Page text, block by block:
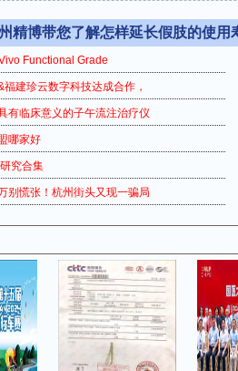
精博带您了解怎样延长假肢的使用
Functional Grade
建珍云数字科技达成合作，
有临床意义的子午流注治疗仪
哪家好
究合集
别慌张！杭州街头又现一骗局